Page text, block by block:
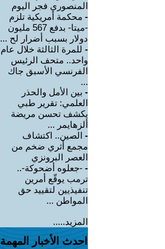
المنصوري فجر اليوم
- محكمة أمريكية تلزم
-ميتا- بدفع 567 مليون
دولار بسبب أضرار لح ...
- للمرة الثالثة خلال عام
واحد.. متحف الرئيس
الفرنسي الأسبق جاك
...
- بين الأمل والحذر
العلمي: تقرير طبي
يكشف تحسن مريضة
ألزهايمر ...
- الصين.. اكتشاف
مجمع أثري ضخم من
العصر البرونزي
- -جعلوه أضحوكة-..
ترمب يوقّع أمرين
تنفيذيين لتقييد حق
المواطن ...
المزيد.....
احدث الأخبار المهمة